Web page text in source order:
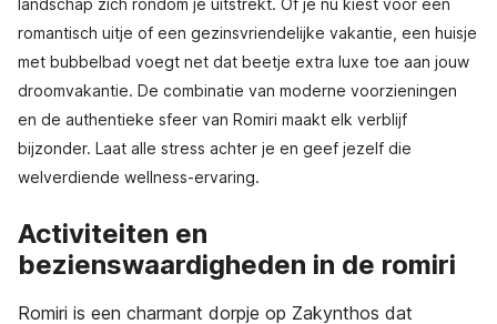
landschap zich rondom je uitstrekt. Of je nu kiest voor een
romantisch uitje of een gezinsvriendelijke vakantie, een huisje
met bubbelbad voegt net dat beetje extra luxe toe aan jouw
droomvakantie. De combinatie van moderne voorzieningen
en de authentieke sfeer van Romiri maakt elk verblijf
bijzonder. Laat alle stress achter je en geef jezelf die
welverdiende wellness-ervaring.
Activiteiten en
bezienswaardigheden in de romiri
Romiri is een charmant dorpje op Zakynthos dat